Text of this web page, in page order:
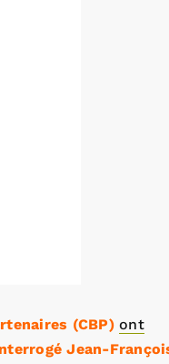
(CBP)ont
Jean-